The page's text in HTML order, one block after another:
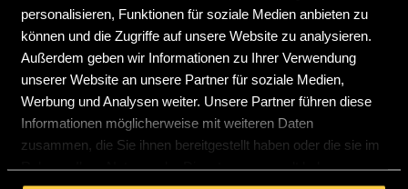
personalisieren, Funktionen für soziale Medien anbieten zu
können und die Zugriffe auf unsere Website zu analysieren.
Außerdem geben wir Informationen zu Ihrer Verwendung
unserer Website an unsere Partner für soziale Medien,
Werbung und Analysen weiter. Unsere Partner führen diese
Informationen möglicherweise mit weiteren Daten
zusammen, die Sie ihnen bereitgestellt haben oder die sie im
Rahmen Ihrer Nutzung der Dienste gesammelt haben.